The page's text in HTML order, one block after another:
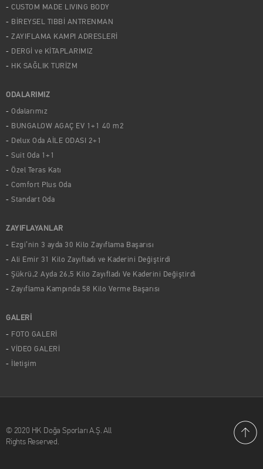
CUSTOM MADE LIVING BODY
BİREYSEL TIBBİ ANTRENMAN
ZAYIFLAMA KAMPI ADRESLERİ
DERGİ ve KİTAPLARIMIZ
HK SAĞLIK TURİZM
ODALARIMIZ
Odalarımız
BUNGALOW AGAÇ EV 1+1 40 m2
Delux Oda AİLE ODASI 2+1
Suit Oda 1+1
Özel Teras Katı
Comfort Plus Oda
Standart Oda
ZAYIFLAYANLAR
Ezgi’nin 3 ayda 30 Kilo Zayıflama Başarısı
Ali Emir 31 Kilo Zayıfladı ve Kaderini Değiştirdi
Şükrü,2 Ayda 26,5 Kilo Zayıfladı Ve Kaderini Değiştirdi
Zayıflama Kampında 58 Kilo Verme Başarısı
GALERİ
FOTO GALERİ
VİDEO GALERİ
İletişim
© 2020 HK Doğa Sporları A.Ş. All
Rights Reserved.